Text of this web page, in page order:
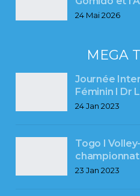
24 Mai 2026
MEGA
Journée
Féminin l Dr
24 Jan 2023
Togo l
23 Jan 2023